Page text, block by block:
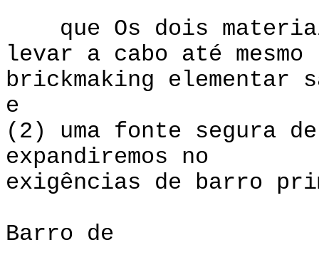
que Os dois
levar a cabo até mesmo
brickmaking elementar
e
(2) uma fonte segura
expandiremos no
exigências de barro
Barro